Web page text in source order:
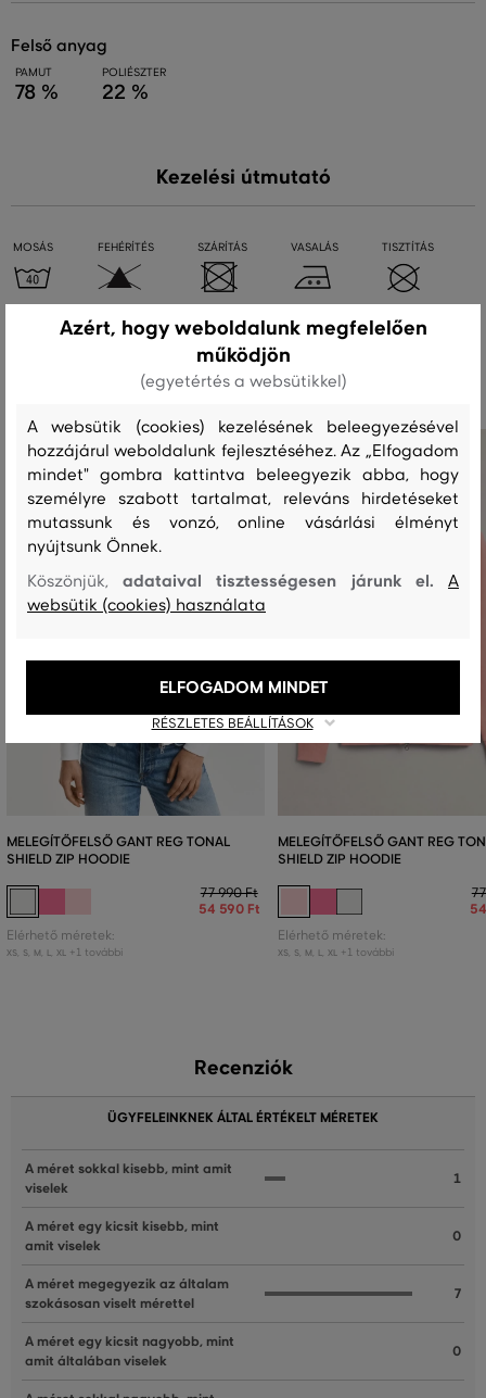
felső anyag
PAMUT
78 %
POLIÉSZTER
22 %
Kezelési útmutató
MOSÁS FEHÉRÍTÉS SZÁRÍTÁS VASALÁS TISZTÍTÁS
Ajánlott termékek
MELEGÍTŐFELSŐ GANT REG TONAL
SHIELD ZIP HOODIE
77 990 Ft
54 590 Ft
Elérhető méretek:
XS S M L XL +1 további
MELEGÍTŐFELSŐ GANT REG
SHIELD ZIP HOODIE
Elérhető méretek:
XS S M L XL +1 további
Recenziók
ÜGYFELEINKNEK ÁLTAL ÉRTÉKELT MÉRETEK
A méret sokkal kisebb, mint amit
viselek
1
A méret egy kicsit kisebb, mint
amit viselek
0
A méret megegyezik az általam
szokásosan viselt mérettel
7
A méret egy kicsit nagyobb, mint
amit általában viselek
0
Azért, hogy weboldalunk megfelelően
működjön
(egyetértés a websütikkel)
A websütik (cookies) kezelésének beleegyezésével
hozzájárul weboldalunk fejlesztéséhez. Az „Elfogadom
mindet" gombra kattintva beleegyezik abba, hogy
személyre szabott tartalmat, releváns hirdetéseket
mutassunk és vonzó, online vásárlási élményt
nyújtsunk Önnek.
Köszönjük,adataival tisztességesen járunk el.A
websütik (cookies) használata
RÉSZLETES BEÁLLÍTÁSOK
ELFOGADOM MINDET